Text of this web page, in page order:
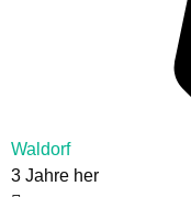
Waldorf
3 Jahre her